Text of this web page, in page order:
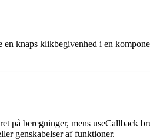
knaps klikbegivenhed i en
på beregninger, mens useCallback
genskabelser af funktioner.